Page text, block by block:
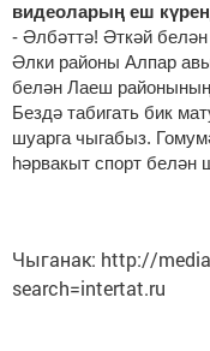
видеоларың еш
- Әлбәттә! Әткәй
Әлки районы Алпар
белән Лаеш
Бездә табигать бик
шуарга чыгабыз.
һәрвакыт спорт
Чыганак: http://
search=intertat.ru